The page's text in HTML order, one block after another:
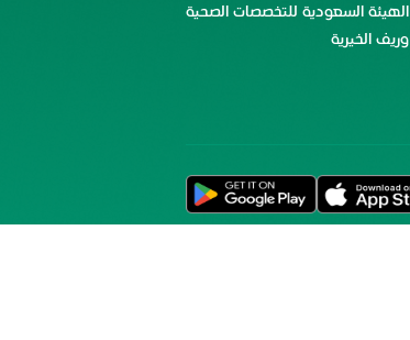
الهيئة السعودية للتخصصات الصحية
وريف الخيرية